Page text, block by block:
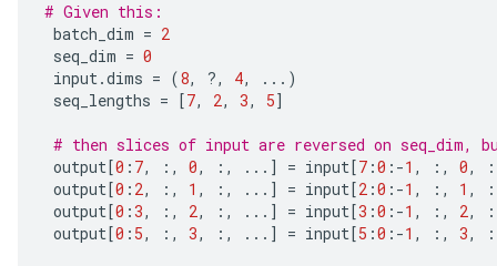
# Given this:
batch_dim = 2
seq_dim = 0
input.dims = (8, ?, 4,
...)
seq_lengths = [7, 2, 3, 5]
# then slices of input are reversed on seq_dim,
output[0 : 7, :, 0, :, ...] = input[7 :0 :-1 , :, 0,
output[0 : 2, :, 1 , :, ...] = input[2 :0 :-1 , :, 1 ,
output[0 :3, :, 2, :, ...] = input[3 :0 :-1 , :, 2,
output[0 : 5, :, 3, :, ...] = input[5 :0 :-1 , :, 3,